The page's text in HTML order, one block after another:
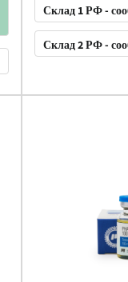
Склад 1 РФ -
Склад 2 РФ -